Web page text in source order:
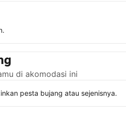
di akomodasi ini
pesta bujang atau sejenisnya.